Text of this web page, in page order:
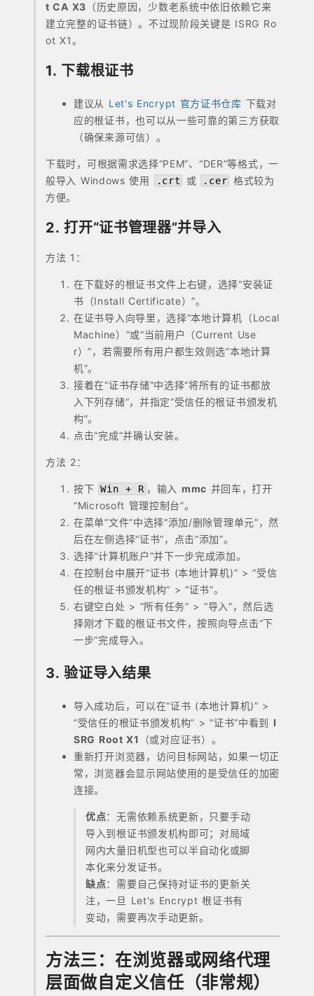
t CA X3 （历史原因，少数老系统中依旧依赖它来
建立完整的证书链）。不过现阶段关键是 ISRG Ro
ot X1。
1. 下载根证书
建议从 Let's Encrypt 官方证书仓库 下载对
应的根证书，也可以从一些可靠的第三方获取
（确保来源可信）。
下载时，可根据需求选择“PEM”、“DER”等格式，一
般导入 Windows 使用
.crt 或 .cer 格式较为
方便。
2. 打开“证书管理器”并导入
方法 1：
在下载好的根证书文件上右键，选择“安装证
书（Install Certificate）”。
在证书导入向导里，选择“本地计算机（Local
Machine）”或“当前用户（Current Use
r）”，若需要所有用户都生效则选“本地计算
机”。
接着在“证书存储”中选择“将所有的证书都放
入下列存储”，并指定“受信任的根证书颁发机
构”。
点击“完成”并确认安装。
方法 2：
按下 Win + R ，输入 mmc 并回车，打开
“Microsoft 管理控制台”。
在菜单“文件”中选择“添加/删除管理单元”，然
后在左侧选择“证书”，点击“添加”。
选择“计算机账户”并下一步完成添加。
在控制台中展开“证书 (本地计算机)” > “受信
任的根证书颁发机构” > “证书”。
右键空白处 > “所有任务” > “导入”，然后选
择刚才下载的根证书文件，按照向导点击“下
一步”完成导入。
3. 验证导入结果
导入成功后，可以在“证书 (本地计算机)” >
“受信任的根证书颁发机构” > “证书”中看到 I
SRG Root X1
（或对应证书）。
重新打开浏览器，访问目标网站，如果一切正
常，浏览器会显示网站使用的是受信任的加密
连接。
优点：无需依赖系统更新，只要手动
导入到根证书颁发机构即可；对局域
网内大量旧机型也可以半自动化或脚
本化来分发证书。
缺点：需要自己保持对证书的更新关
注，一旦 Let's Encrypt 根证书有
变动，需要再次手动更新。
方法三：在浏览器或网络代理
层面做自定义信任（非常规）